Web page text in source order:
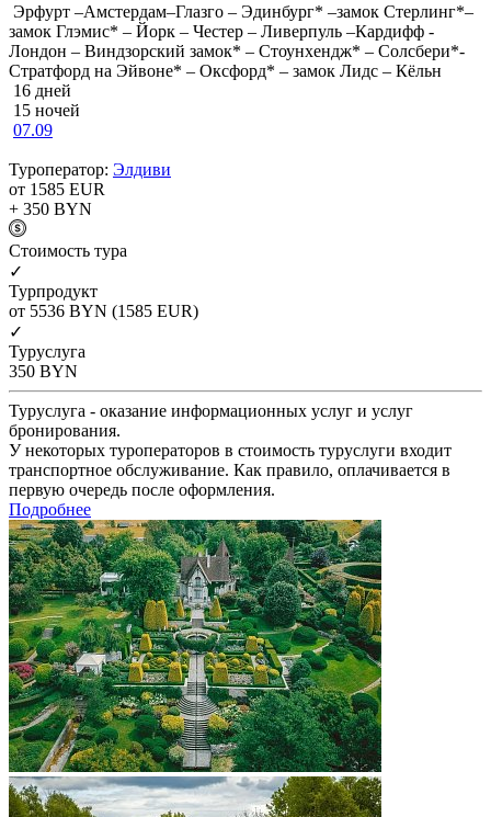
Эрфурт –Амстердам–Глазго – Эдинбург* –замок Стерлинг*–
замок Глэмис* – Йорк – Честер – Ливерпуль –Кардифф -
Лондон – Виндзорский замок* – Стоунхендж* – Солсбери*-
Стратфорд на Эйвоне* – Оксфорд* – замок Лидс – Кёльн
16 дней
15 ночей
07.09
Туроператор: Элдиви
от 1585 EUR
+ 350 BYN
Cтоимость тура
✓
Турпродукт
от 5536 BYN (1585 EUR)
✓
Туруслуга
350 BYN
Туруслуга - оказание информационных услуг и услуг
бронирования.
У некоторых туроператоров в стоимость туруслуги входит
транспортное обслуживание. Как правило, оплачивается в
первую очередь после оформления.
Подробнее